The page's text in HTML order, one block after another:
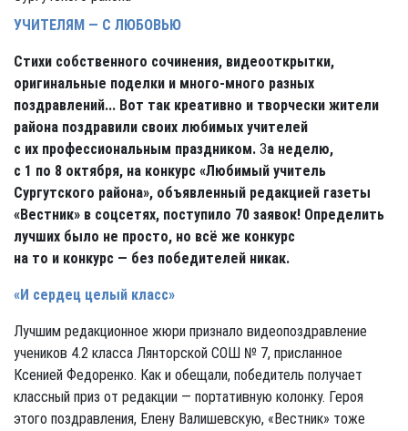
УЧИТЕЛЯМ — С ЛЮБОВЬЮ
Стихи собственного сочинения, видеооткрытки,
оригинальные поделки и много-много разных
поздравлений... Вот так креативно и творчески жители
района поздравили своих любимых учителей
с их профессиональным праздником. За неделю,
с 1 по 8 октября, на конкурс «Любимый учитель
Сургутского района», объявленный редакцией газеты
«Вестник» в соцсетях, поступило 70 заявок! Определить
лучших было не просто, но всё же конкурс
на то и конкурс — без победителей никак.
«И сердец целый класс»
Лучшим редакционное жюри признало видеопоздравление
учеников 4.2 класса Лянторской СОШ № 7, присланное
Ксенией Федоренко. Как и обещали, победитель получает
классный приз от редакции — портативную колонку. Героя
этого поздравления, Елену Валишевскую, «Вестник» тоже